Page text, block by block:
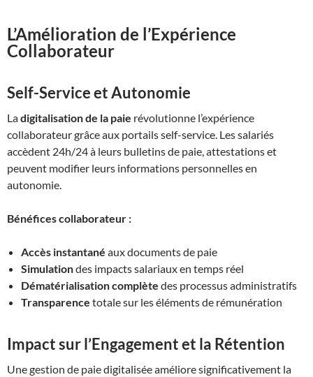
L’Amélioration de l’Expérience
Collaborateur
Self-Service et Autonomie
Ladigitalisation de la paie révolutionne l’expérience
collaborateur grâce aux portails self-service. Les salariés
accèdent 24h/24 à leurs bulletins de paie, attestations et
peuvent modifier leurs informations personnelles en
autonomie.
Bénéfices collaborateur :
Accès instantané aux documents de paie
Simulationdes impacts salariaux en temps réel
Dématérialisation complète des processus administratifs
Transparence totale sur les éléments de rémunération
Impact sur l’Engagement et la Rétention
Une gestion de paie digitalisée améliore significativement la